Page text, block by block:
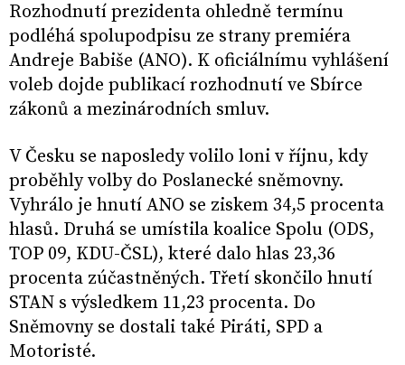
Rozhodnutí prezidenta ohledně termínu
podléhá spolupodpisu ze strany premiéra
Andreje Babiše (ANO). K oficiálnímu vyhlášení
voleb dojde publikací rozhodnutí ve Sbírce
zákonů a mezinárodních smluv.
V Česku se naposledy volilo loni v říjnu, kdy
proběhly volby do Poslanecké sněmovny.
Vyhrálo je hnutí ANO se ziskem 34,5 procenta
hlasů. Druhá se umístila koalice Spolu (ODS,
TOP 09, KDU-ČSL), které dalo hlas 23,36
procenta zúčastněných. Třetí skončilo hnutí
STAN s výsledkem 11,23 procenta. Do
Sněmovny se dostali také Piráti, SPD a
Motoristé.